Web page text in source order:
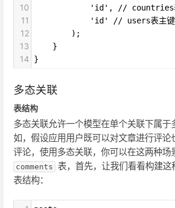
10
'id', // countries
11
'id' // users表主
12
        );
13
    }
14 }
多态关联
表结构
多态关联允许一个模型在单个关联下属于
如，假设应用用户既可以对文章进行评论
评论，使用多态关联，你可以在这两种场
comments 表，首先，让我们看看构建这
表结构：